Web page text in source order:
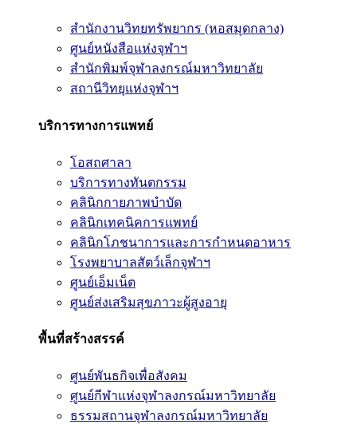
สำนักงานวิทยทรัพยากร (หอสมุดกลาง)
ศูนย์หนังสือแห่งจุฬาฯ
สำนักพิมพ์จุฬาลงกรณ์มหาวิทยาลัย
สถานีวิทยุแห่งจุฬาฯ
บริการทางการแพทย์
โอสถศาลา
บริการทางทันตกรรม
คลินิกกายภาพบำบัด
คลินิกเทคนิคการแพทย์
คลินิกโภชนาการและการกำหนดอาหาร
โรงพยาบาลสัตว์เล็กจุฬาฯ
ศูนย์เอ็มเน็ต
ศูนย์ส่งเสริมสุขภาวะผู้สูงอายุ
พื้นที่สร้างสรรค์
ศูนย์พันธกิจเพื่อสังคม
ศูนย์กีฬาแห่งจุฬาลงกรณ์มหาวิทยาลัย
ธรรมสถานจุฬาลงกรณ์มหาวิทยาลัย